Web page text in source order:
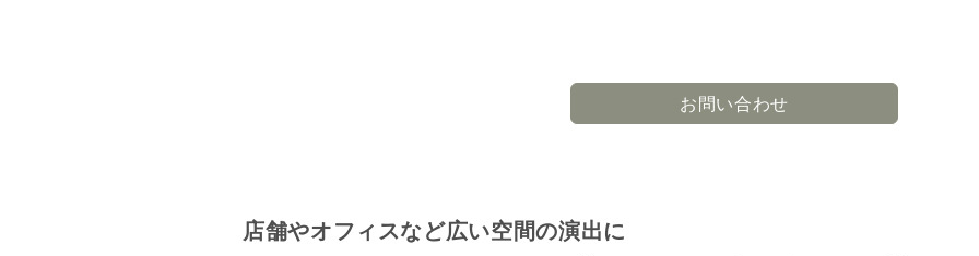
お問い合わせ
店舗やオフィスなど広い空間の演出に